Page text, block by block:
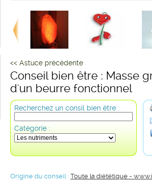
<< Astuce précédente
Conseil bien être : Masse
d'un beurre fonctionnel
Recherchez un consil bien être :
Catégorie :
Origine du conseil : Toute la diététique -